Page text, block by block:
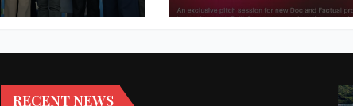
RECENT NEWS